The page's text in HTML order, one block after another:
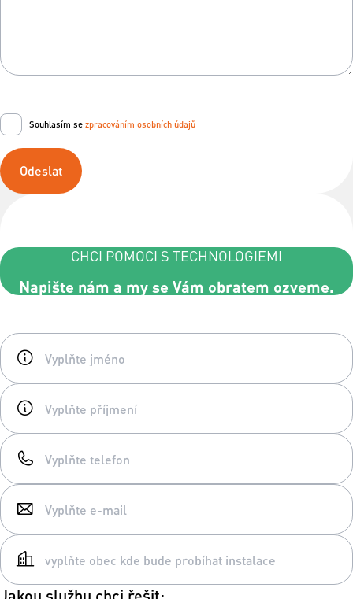
Souhlasím se zpracováním osobních údajů
Odeslat
CHCI POMOCI S TECHNOLOGIEMI
Napište nám a my se Vám obratem ozveme.
Jakou službu chci řešit: